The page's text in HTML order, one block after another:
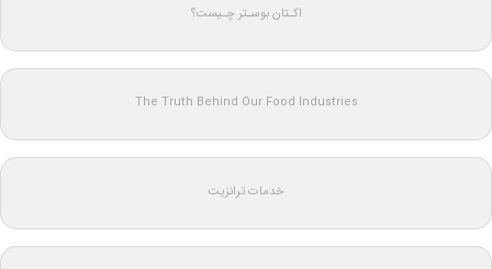
اکـتان بوسـتر چـیست؟
The Truth Behind Our Food Industries
خدمات ترانزیت